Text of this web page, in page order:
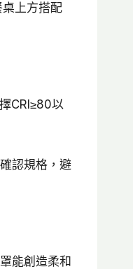
上方搭配
CRI≥80以
認規格，避
能創造柔和